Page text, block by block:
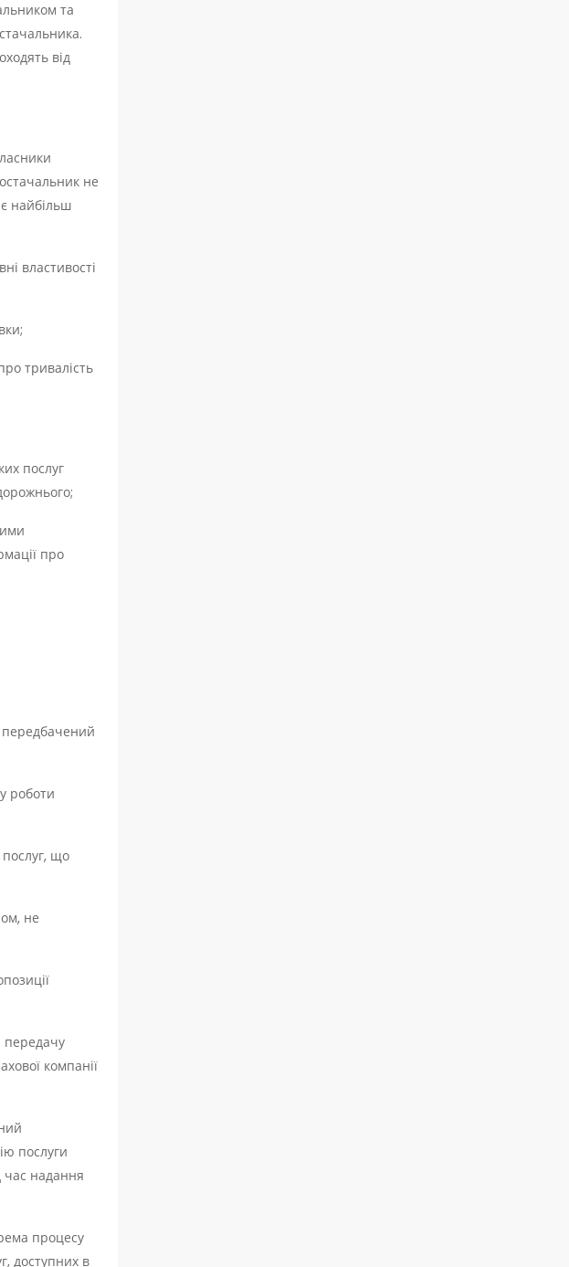
та
від
не
найбільш
властивості
тривалість
послуг
про
передбачений
роботи
що
не
передачу
компанії
послуги
час надання
процесу
доступних в